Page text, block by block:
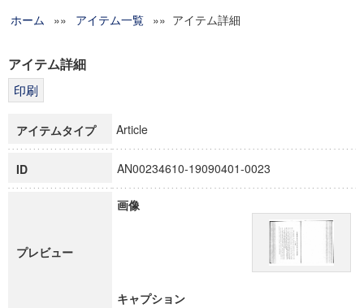
グローバルリサーチインスティテュート
科学研究費補助金研究成果報告書
博士課程教育リーディングプログラム「超成熟社会発展のサ
ホーム »» アイテム一覧 »» アイテム詳細
アイテム詳細
アイテムタイプ Article
ID AN00234610-19090401-0023
プレビュー
画像
キャプション